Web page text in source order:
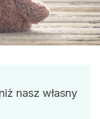
nasz własny